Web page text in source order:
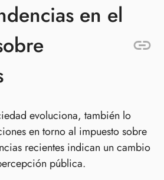
en el
evoluciona, también lo
en torno al impuesto sobre
recientes indican un cambio
pública.